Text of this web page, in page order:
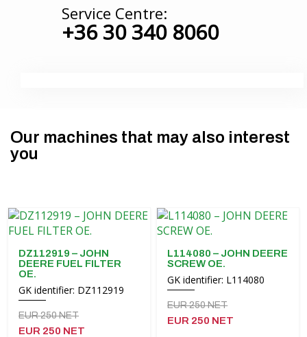
MORENI rotating beams
Other accessories
Funding
Contact
Magyar
Deutsch
Română
Hrvatski
Service Centre:
+36 30 340 8060
Our machines that may also interest
you
DZ112919 – JOHN
DEERE FUEL FILTER
OE.
GK identifier: DZ112919
EUR 250 NET
EUR 250 NET
L114080 – JOHN DEERE
SCREW OE.
GK identifier: L114080
EUR 250 NET
EUR 250 NET